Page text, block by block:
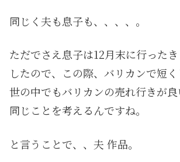
同じく夫も息子も、、、、。
ただでさえ息子は12月末に行った
したので、この際、バリカンで短く
世の中でもバリカンの売れ行きが
同じことを考えるんですね。
と言うことで、、夫 作品。